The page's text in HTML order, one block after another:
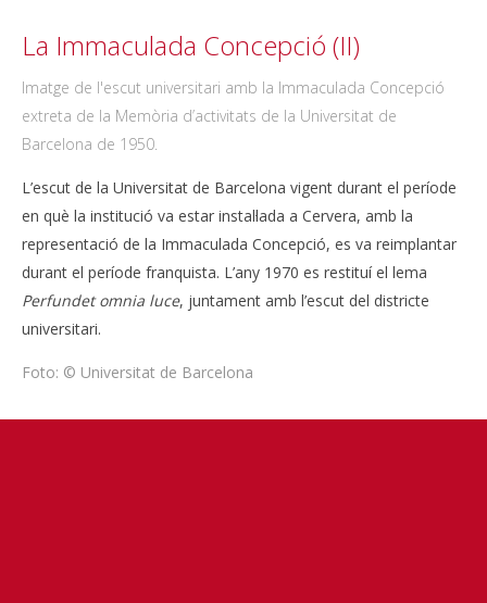
La Immaculada Concepció (II)
Imatge de l'escut universitari amb la Immaculada Concepció
extreta de la Memòria d’activitats de la Universitat de
Barcelona de 1950.
L’escut de la Universitat de Barcelona vigent durant el període
en què la institució va estar instal·lada a Cervera, amb la
representació de la Immaculada Concepció, es va reimplantar
durant el període franquista. L’any 1970 es restituí el lema
Perfundet omnia luce, juntament amb l’escut del districte
universitari.
Foto: © Universitat de Barcelona